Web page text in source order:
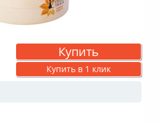
Купить
Купить в 1 клик